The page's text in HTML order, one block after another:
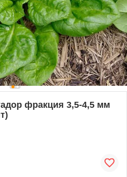
фракция 3,5-4,5 мм